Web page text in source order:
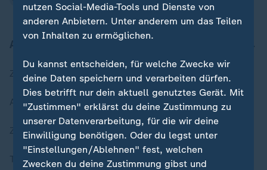
Zuletzt veröffentlicht
Aktuelle Sendungs-Videos
ZDFheute Stories
Themen im Überblick
nutzen Social-Media-Tools und Dienste von
anderen Anbietern. Unter anderem um das Teilen
von Inhalten zu ermöglichen.
Du kannst entscheiden, für welche Zwecke wir
deine Daten speichern und verarbeiten dürfen.
Dies betrifft nur dein aktuell genutztes Gerät. Mit
"Zustimmen" erklärst du deine Zustimmung zu
unserer Datenverarbeitung, für die wir deine
Einwilligung benötigen. Oder du legst unter
"Einstellungen/Ablehnen" fest, welchen
Zwecken du deine Zustimmung gibst und